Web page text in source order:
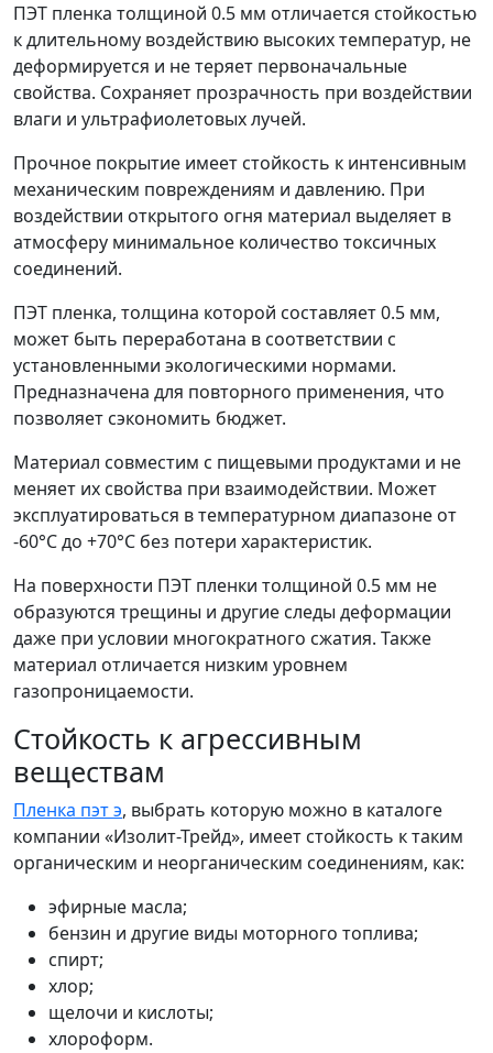
ПЭТ пленка толщиной 0.5 мм отличается стойкостью
к длительному воздействию высоких температур, не
деформируется и не теряет первоначальные
свойства. Сохраняет прозрачность при воздействии
влаги и ультрафиолетовых лучей.
Прочное покрытие имеет стойкость к интенсивным
механическим повреждениям и давлению. При
воздействии открытого огня материал выделяет в
атмосферу минимальное количество токсичных
соединений.
ПЭТ пленка, толщина которой составляет 0.5 мм,
может быть переработана в соответствии с
установленными экологическими нормами.
Предназначена для повторного применения, что
позволяет сэкономить бюджет.
Материал совместим с пищевыми продуктами и не
меняет их свойства при взаимодействии. Может
эксплуатироваться в температурном диапазоне от
-60°C до +70°C без потери характеристик.
На поверхности ПЭТ пленки толщиной 0.5 мм не
образуются трещины и другие следы деформации
даже при условии многократного сжатия. Также
материал отличается низким уровнем
газопроницаемости.
Стойкость к агрессивным
веществам
Пленка пэт э, выбрать которую можно в каталоге
компании «Изолит-Трейд», имеет стойкость к таким
органическим и неорганическим соединениям, как:
эфирные масла;
бензин и другие виды моторного топлива;
спирт;
хлор;
щелочи и кислоты;
хлороформ.